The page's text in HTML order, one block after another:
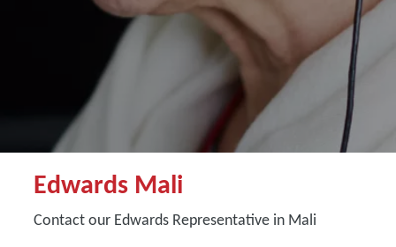
Edwards Mali
Contact our Edwards Representative in Mali